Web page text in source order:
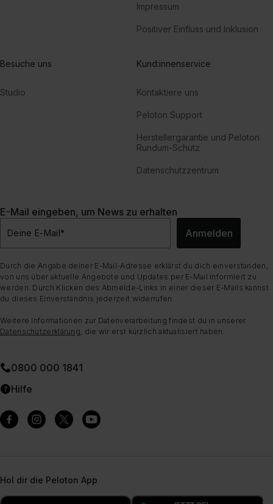
Impressum
Positiver Einfluss und Inklusion
Besuche uns
Studio
Kund:innenservice
Kontaktiere uns
Peloton Support
Herstellergarantie und Peloton
Rundum-Schutz
Datenschutzzentrum
E-Mail eingeben, um News zu erhalten
Deine E-Mail* Anmelden
Durch die Angabe deiner E-Mail-Adresse erklärst du dich einverstanden,
von uns über aktuelle Angebote und Updates per E-Mail informiert zu
werden. Durch Klicken des Abmelde-Links in einer dieser E-Mails kannst
du dieses Einverständnis jederzeit widerrufen.
Weitere Informationen zur Datenverarbeitung findest du in unserer
Datenschutzerklärung , die wir erst kürzlich aktualisiert haben.
0800 000 1841
Hilfe
Hol dir die Peloton App